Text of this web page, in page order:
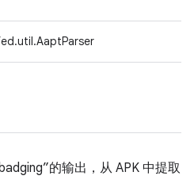
的输出，从 APK 中提取